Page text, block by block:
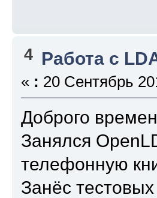
4 Работа с
« : 20 Сентябрь
Доброго
Занялся
телефонную
Занёс